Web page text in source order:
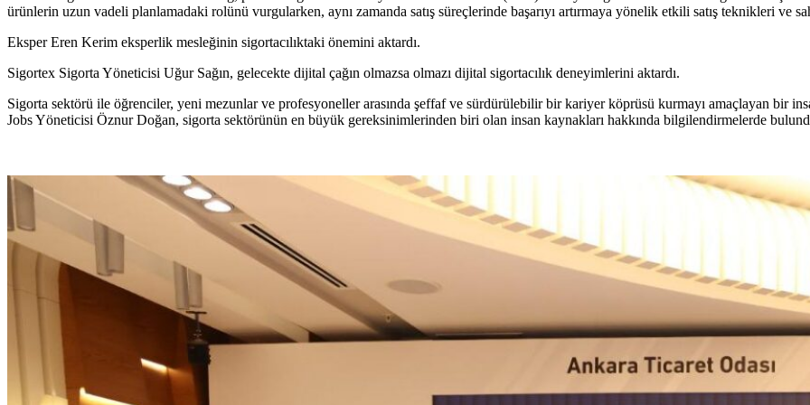
ürünlerin uzun vadeli planlamadaki rolünü vurgularken, aynı zamanda satış süreçlerinde başarıyı artırmaya yönelik etkili satış teknikleri ve
Eksper Eren Kerim eksperlik mesleğinin sigortacılıktaki önemini aktardı.
Sigortex Sigorta Yöneticisi Uğur Sağın, gelecekte dijital çağın olmazsa olmazı dijital sigortacılık deneyimlerini aktardı.
Sigorta sektörü ile öğrenciler, yeni mezunlar ve profesyoneller arasında şeffaf ve sürdürülebilir bir kariyer köprüsü kurmayı amaçlayan bir
Jobs Yöneticisi Öznur Doğan, sigorta sektörünün en büyük gereksinimlerinden biri olan insan kaynakları hakkında bilgilendirmelerde